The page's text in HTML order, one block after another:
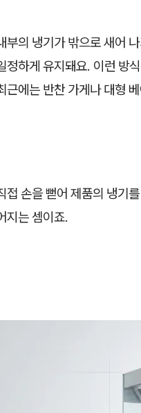
부의 냉기가 밖으로 새어
정하게 유지돼요. 이런 방
근에는 반찬 가게나 대형
접 손을 뻗어 제품의 냉기
지는 셈이죠.